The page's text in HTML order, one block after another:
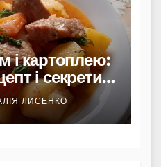
і картоплею:
і секрети
ЛИСЕНКО